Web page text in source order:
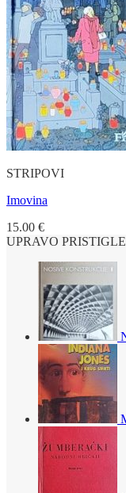
STRIPOVI
Imovina
15.00 €
UPRAVO